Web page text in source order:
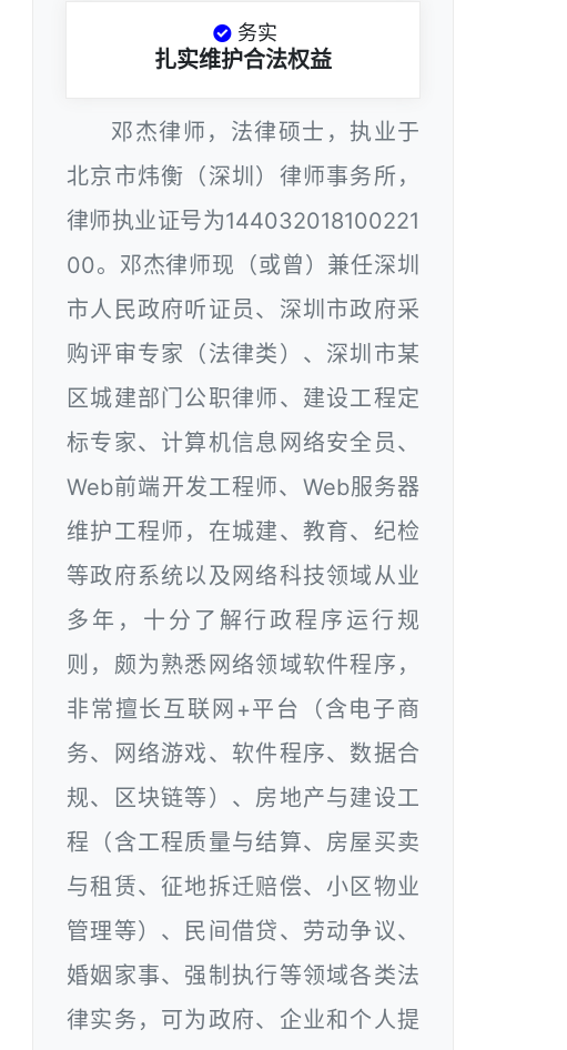
务实
扎实维护合法权益
邓杰律师，法律硕士，执业于
北京市炜衡（深圳）律师事务所，
律师执业证号为144032018100221
00。邓杰律师现（或曾）兼任深圳
市人民政府听证员、深圳市政府采
购评审专家（法律类）、深圳市某
区城建部门公职律师、建设工程定
标专家、计算机信息网络安全员、
Web前端开发工程师、Web服务器
维护工程师，在城建、教育、纪检
等政府系统以及网络科技领域从业
多年，十分了解行政程序运行规
则，颇为熟悉网络领域软件程序，
非常擅长互联网+平台（含电子商
务、网络游戏、软件程序、数据合
规、区块链等）、房地产与建设工
程（含工程质量与结算、房屋买卖
与租赁、征地拆迁赔偿、小区物业
管理等）、民间借贷、劳动争议、
婚姻家事、强制执行等领域各类法
律实务，可为政府、企业和个人提